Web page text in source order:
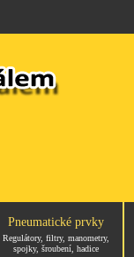
Pneumatické prvky
Regulátory, filtry, manometry,
spojky, šroubení, hadice